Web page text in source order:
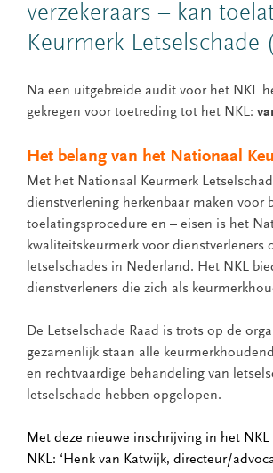
verzekeraars – kan
Keurmerk Letselschade
Na een uitgebreide audit voor het NKL
gekregen voor toetreding tot het NKL:
Het belang van het Nationaal
Met het Nationaal Keurmerk
dienstverlening herkenbaar maken voor
toelatingsprocedure en – eisen is het
kwaliteitskeurmerk voor dienstverleners
letselschades in Nederland. Het NKL
dienstverleners die zich als
De Letselschade Raad is trots op de
gezamenlijk staan alle
en rechtvaardige behandeling van
letselschade hebben opgelopen.
Met deze nieuwe inschrijving in het
NKL: ‘Henk van Katwijk, directeur/